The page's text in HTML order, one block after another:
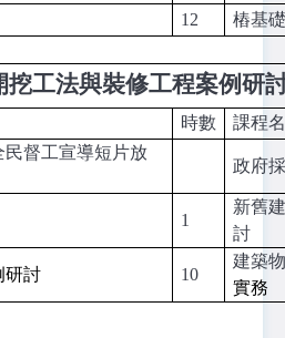
12 樁基
挖工法與裝修工程案例研
時數
課程
督工宣導短片放
政府
1
新舊
討
研討 10
建築物
實務